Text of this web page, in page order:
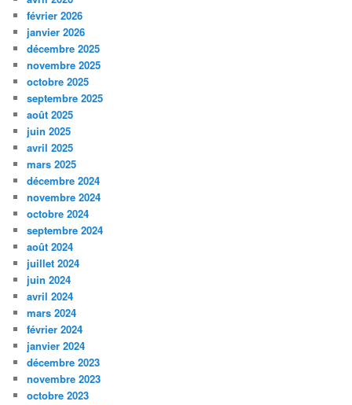
février 2026
janvier 2026
décembre 2025
novembre 2025
octobre 2025
septembre 2025
août 2025
juin 2025
avril 2025
mars 2025
décembre 2024
novembre 2024
octobre 2024
septembre 2024
août 2024
juillet 2024
juin 2024
avril 2024
mars 2024
février 2024
janvier 2024
décembre 2023
novembre 2023
octobre 2023